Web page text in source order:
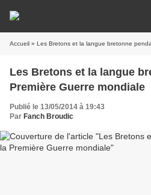
Accueil » Les Bretons et la langue bretonne
Les Bretons et la langue
Première Guerre mondiale
Publié le 13/05/2014 à 19:43
Par Fanch Broudic